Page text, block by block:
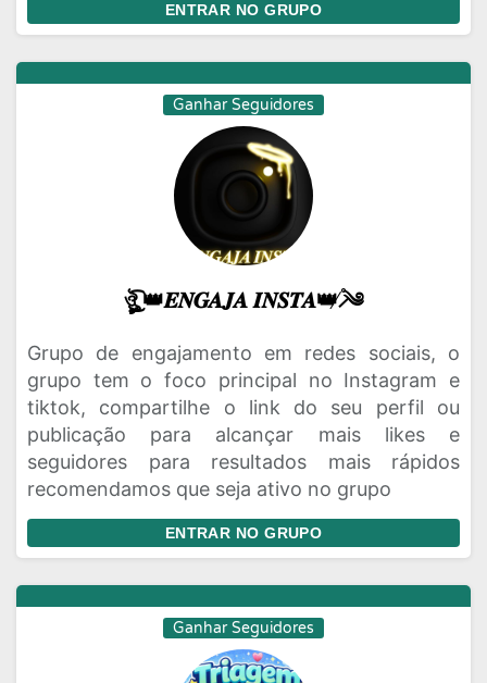
ENTRAR NO GRUPO
Ganhar Seguidores
ঔৣ͜͡ 👑𝑬𝑵𝑮𝑨𝑱𝑨 𝑰𝑵𝑺𝑻𝑨👑 ̸̷֯༄
Grupo de engajamento em redes sociais, o
grupo tem o foco principal no Instagram e
tiktok, compartilhe o link do seu perfil ou
publicação para alcançar mais likes e
seguidores para resultados mais rápidos
recomendamos que seja ativo no grupo
ENTRAR NO GRUPO
Ganhar Seguidores